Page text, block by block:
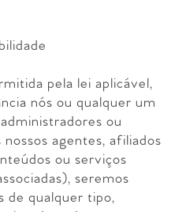
pela lei aplicável,
nós ou qualquer um
ou
agentes, afiliados
ou serviços
seremos
de qualquer tipo,